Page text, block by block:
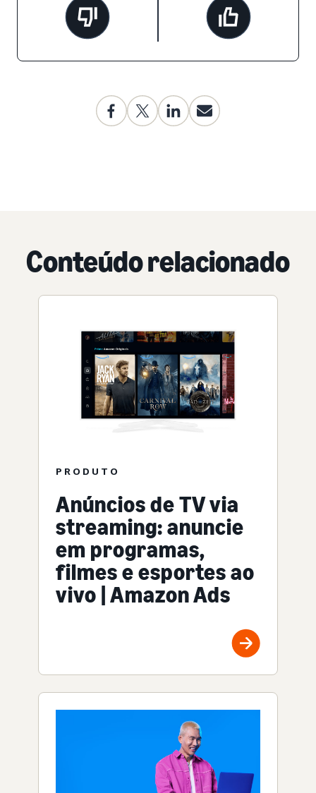
Conteúdo relacionado
PRODUTO
Anúncios de TV via
streaming: anuncie
em programas,
filmes e esportes ao
vivo | Amazon Ads